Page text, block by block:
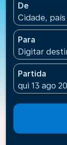
De
Cidade,
Para
Digitar
Partida
fc-booking-
qui 13 ago